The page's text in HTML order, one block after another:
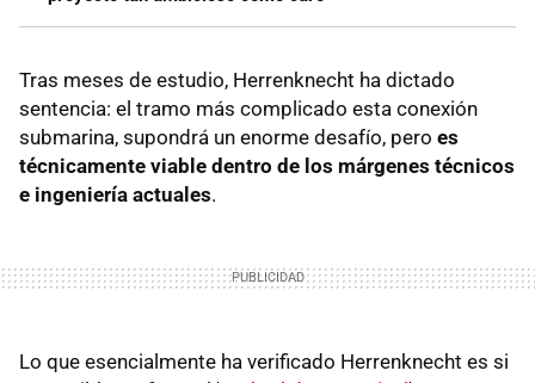
Tras meses de estudio, Herrenknecht ha dictado
sentencia: el tramo más complicado esta conexión
submarina, supondrá un enorme desafío, pero es
técnicamente viable dentro de los márgenes técnicos
e ingeniería actuales.
Lo que esencialmente ha verificado Herrenknecht es si